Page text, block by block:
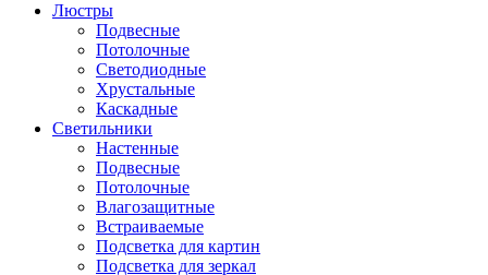
Люстры
Подвесные
Потолочные
Светодиодные
Хрустальные
Каскадные
Светильники
Настенные
Подвесные
Потолочные
Влагозащитные
Встраиваемые
Подсветка для картин
Подсветка для зеркал